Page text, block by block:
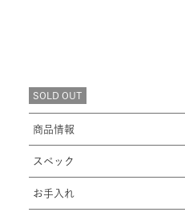
SOLD OUT
商品情報
スペック
お手入れ